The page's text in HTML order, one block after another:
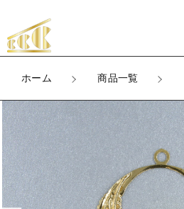
ホーム 商品一覧
カートに商品を追加しました
数量
（税込）
お気に入り
すべての商品
すべて
★訳ありアウト
【メッキ付
こだわり
親カテゴリ